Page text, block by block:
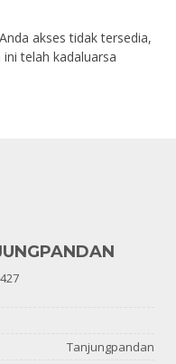
akses tidak tersedia,
telah kadaluarsa
Tanjungpandan